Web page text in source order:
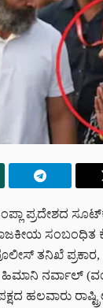
ಪ್ರದೇಶದ
ಸಂಬಂಧಿತ
ತನಿಖೆ ಪ್ರಕಾರ,
ನರ್ವಾಲ್
ಹಲವಾರು